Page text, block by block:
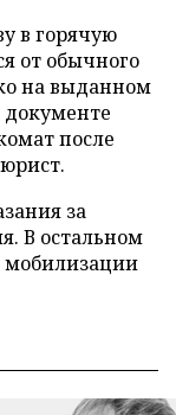
в горячую
от обычного
на выданном
после
за
В остальном
мобилизации